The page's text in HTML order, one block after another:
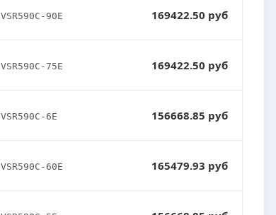
VSR590C-90E 169422.50 руб
VSR590C-75E 169422.50 руб
VSR590C-6E 156668.85 руб
VSR590C-60E 165479.93 руб